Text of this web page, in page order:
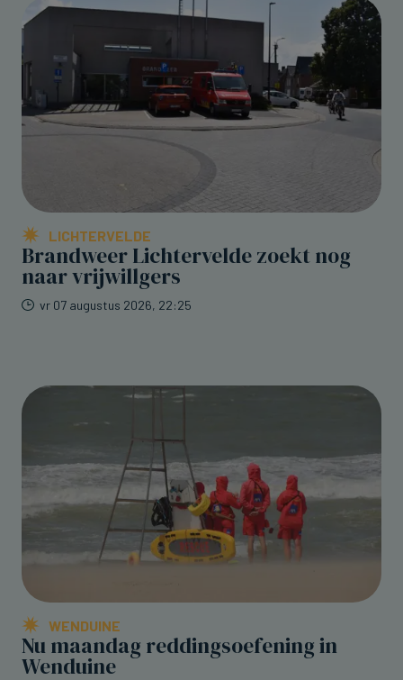
LICHTERVELDE
Brandweer Lichtervelde zoekt nog
naar vrijwillgers
vr 07 augustus 2026, 22:25
WENDUINE
Nu maandag reddingsoefening in
Wenduine